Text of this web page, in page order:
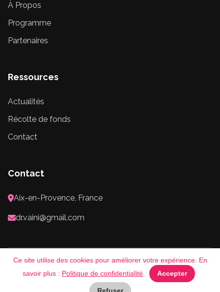
À Propos
Programme
Partenaires
Ressources
Actualités
Récolte de fonds
Contact
Contact
Aix-en-Provence, France
dr.vaini@gmail.com
© 2026 Association Les Bulles Roses. Tous droits réservés.
Mentions LégalesPolitique de Confidentialité
Ce site utilise des cookies pour améliorer votre expérience. En
savoir plus : Politique de confidentialité Accepter